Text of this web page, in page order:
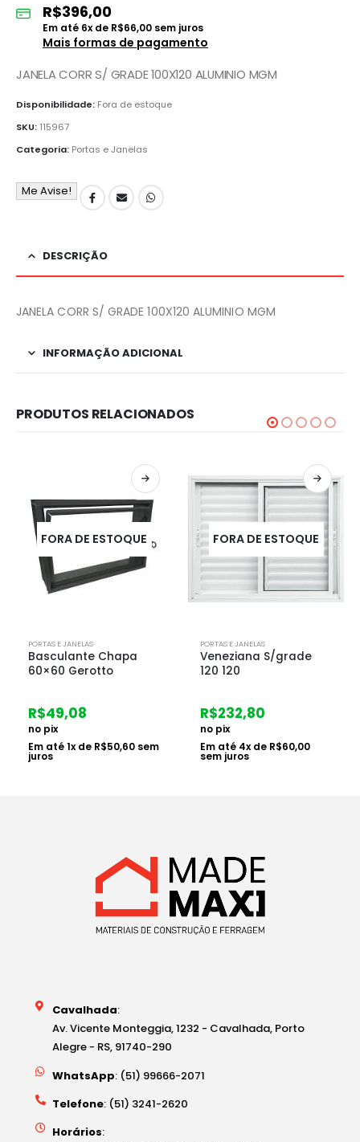
R$396,00
Em até 6x de R$66,00 sem juros
Mais formas de pagamento
JANELA CORR S/ GRADE 100X120 ALUMINIO MGM
Disponibilidade: Fora de estoque
SKU: 115967
Categoria: Portas e Janelas
Me Avise!
DESCRIÇÃO
JANELA CORR S/ GRADE 100X120 ALUMINIO MGM
INFORMAÇÃO ADICIONAL
PRODUTOS RELACIONADOS
FORA DE ESTOQUE
PORTAS E JANELAS
Veneziana S/grade
120 120
R$232,80
no pix
Em até4x deR$60,00
sem juros
FORA DE ESTOQUE
PORTAS E JANELAS
Janela Corr C/ Grade
100×120 Aluminio Mgm
R$607,12
no pix
Em até6x deR$104,32
sem juros
Cavalhada:
Av. Vicente Monteggia, 1232 - Cavalhada, Porto
Alegre - RS, 91740-290
WhatsApp: (51) 99666-2071
Telefone: (51) 3241-2620
Horários: